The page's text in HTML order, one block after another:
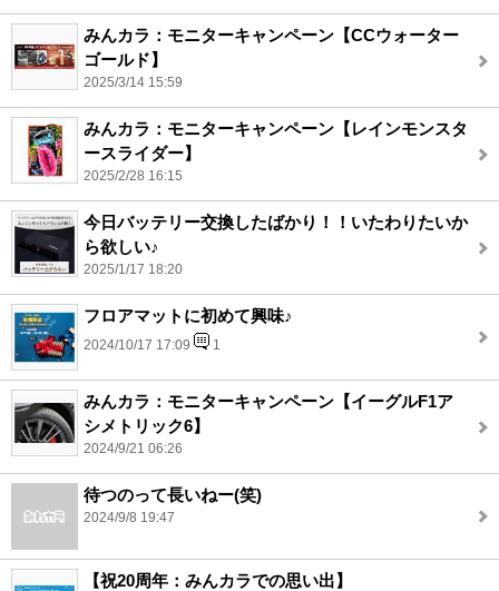
みんカラ：モニターキャンペーン【CCウォーター
ゴールド】
2025/3/14 15:59
みんカラ：モニターキャンペーン【レインモンスタ
ースライダー】
2025/2/28 16:15
今日バッテリー交換したばかり！！いたわりたいか
ら欲しい♪
2025/1/17 18:20
フロアマットに初めて興味♪
2024/10/17 17:09 1
みんカラ：モニターキャンペーン【イーグルF1ア
シメトリック6】
2024/9/21 06:26
待つのって長いねー(笑)
2024/9/8 19:47
【祝20周年：みんカラでの思い出】